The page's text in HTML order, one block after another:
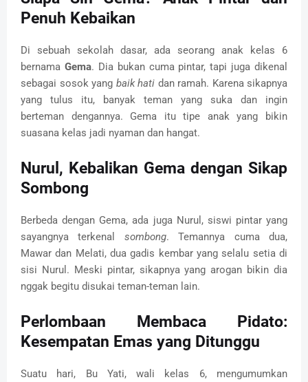
Penuh Kebaikan
Di sebuah sekolah dasar, ada seorang anak kelas 6
bernama Gema. Dia bukan cuma pintar, tapi juga dikenal
sebagai sosok yang baik hati dan ramah. Karena sikapnya
yang tulus itu, banyak teman yang suka dan ingin
berteman dengannya. Gema itu tipe anak yang bikin
suasana kelas jadi nyaman dan hangat.
Nurul, Kebalikan Gema dengan Sikap
Sombong
Berbeda dengan Gema, ada juga Nurul, siswi pintar yang
sayangnya terkenal sombong. Temannya cuma dua,
Mawar dan Melati, dua gadis kembar yang selalu setia di
sisi Nurul. Meski pintar, sikapnya yang arogan bikin dia
nggak begitu disukai teman-teman lain.
Perlombaan Membaca Pidato:
Kesempatan Emas yang Ditunggu
Suatu hari, Bu Yati, wali kelas 6, mengumumkan